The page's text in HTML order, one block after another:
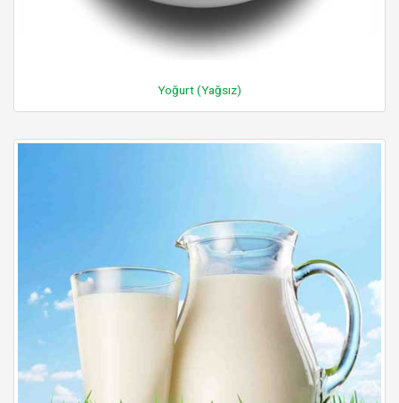
Yoğurt (Yağsız)